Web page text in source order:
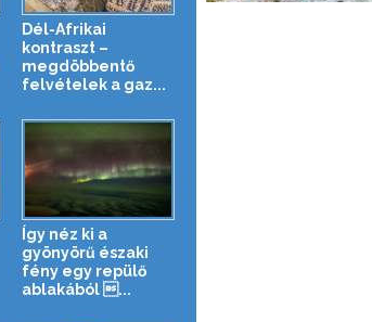
Dél-Afrikai
kontraszt –
megdöbbentő
felvételek a gaz...
Így néz ki a
gyönyörű északi
fény egy repülő
ablakából ...